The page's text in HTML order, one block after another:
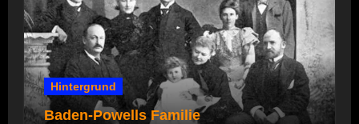
Hintergrund
Baden-Powells Familie